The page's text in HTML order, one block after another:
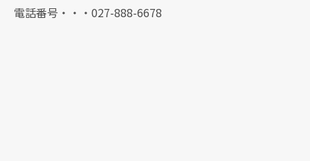
電話番号・・・027-888-6678